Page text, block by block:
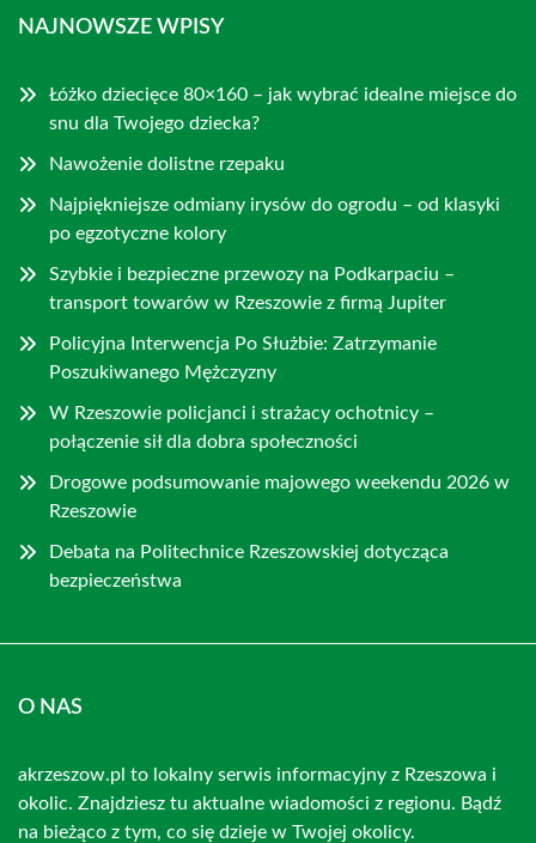
NAJNOWSZE WPISY
Łóżko dziecięce 80×160 – jak wybrać idealne miejsce do
snu dla Twojego dziecka?
Nawożenie dolistne rzepaku
Najpiękniejsze odmiany irysów do ogrodu – od klasyki
po egzotyczne kolory
Szybkie i bezpieczne przewozy na Podkarpaciu –
transport towarów w Rzeszowie z firmą Jupiter
Policyjna Interwencja Po Służbie: Zatrzymanie
Poszukiwanego Mężczyzny
W Rzeszowie policjanci i strażacy ochotnicy –
połączenie sił dla dobra społeczności
Drogowe podsumowanie majowego weekendu 2026 w
Rzeszowie
Debata na Politechnice Rzeszowskiej dotycząca
bezpieczeństwa
O NAS
akrzeszow.pl to lokalny serwis informacyjny z Rzeszowa i
okolic. Znajdziesz tu aktualne wiadomości z regionu. Bądź
na bieżąco z tym, co się dzieje w Twojej okolicy.